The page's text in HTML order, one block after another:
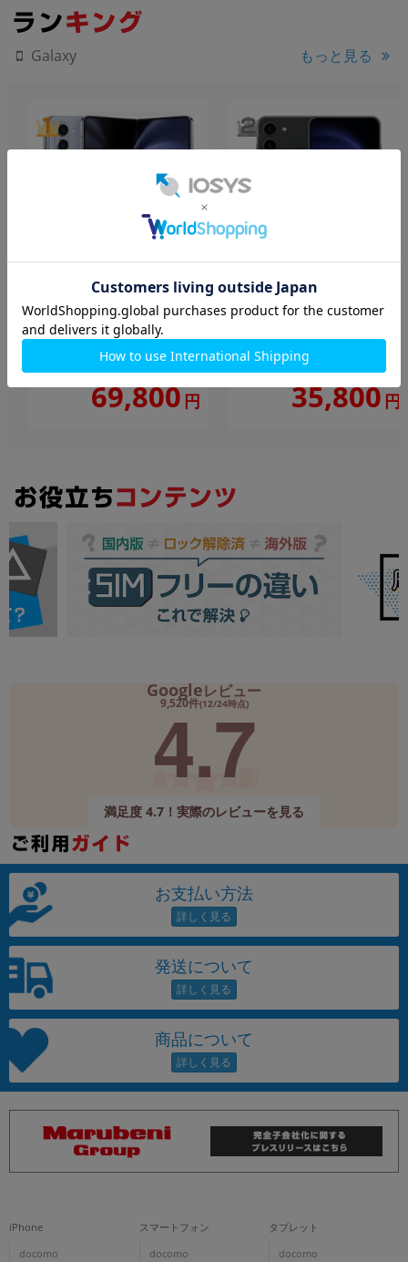
Galaxy もっと見る
Galaxy Z Fold5 SCG22 アイ
シーブルー
【RAM12GB/ROM256GB
au版SIMフリー】
256GB 中古Cランク
69,800円
Galaxy S23 SC-51D ファン
トムブラック【docomo版
256GB 中古Cランク
35,800円
Googleレビュー
9,520件(12/24時点)
4.7
満足度 4.7！実際のレビューを見る
お支払い方法
発送について
商品について
iPhone
docomo
スマートフォン
docomo
タブレット
docomo